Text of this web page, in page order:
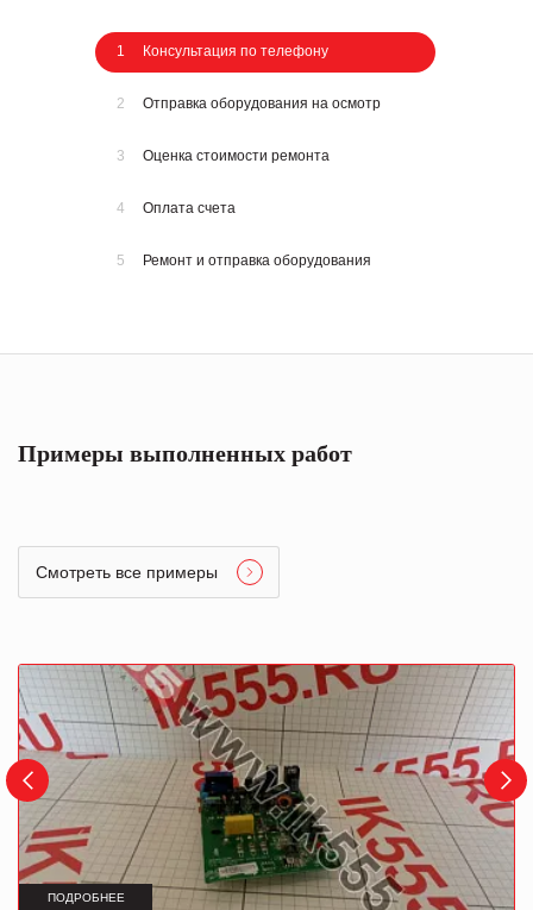
1 Консультация по телефону
2 Отправка оборудования на осмотр
3 Оценка стоимости ремонта
4 Оплата счета
5 Ремонт и отправка оборудования
Примеры выполненных работ
Смотреть все примеры
ПОДРОБНЕЕ